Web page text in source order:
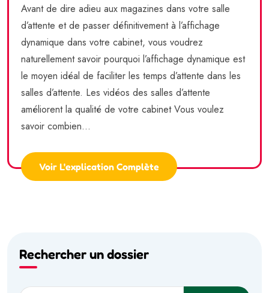
Avant de dire adieu aux magazines dans votre salle
d’attente et de passer définitivement à l’affichage
dynamique dans votre cabinet, vous voudrez
naturellement savoir pourquoi l’affichage dynamique est
le moyen idéal de faciliter les temps d’attente dans les
salles d’attente. Les vidéos des salles d’attente
améliorent la qualité de votre cabinet Vous voulez
savoir combien...
Voir L'explication Complète
Rechercher un dossier